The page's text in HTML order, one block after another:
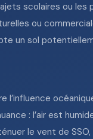
scolaires ou les
ou
un sol
: l’air est
le vent de